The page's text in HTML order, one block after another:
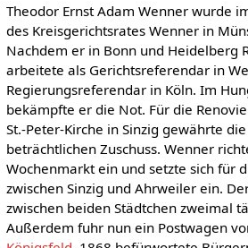
Theodor Ernst Adam Wenner wurde
des Kreisgerichtsrates Wenner in
Nachdem er in Bonn und Heidelberg
arbeitete als Gerichtsreferendar in
Regierungsreferendar in Köln. Im
bekämpfte er die Not. Für die
St.-Peter-Kirche in Sinzig gewährte
beträchtlichen Zuschuss. Wenner
Wochenmarkt ein und setzte sich für
zwischen Sinzig und Ahrweiler ein.
zwischen beiden Städtchen zweimal
Außerdem fuhr nun ein Postwagen